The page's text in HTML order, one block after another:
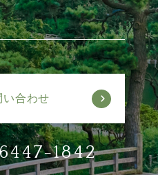
い合わせ
1842